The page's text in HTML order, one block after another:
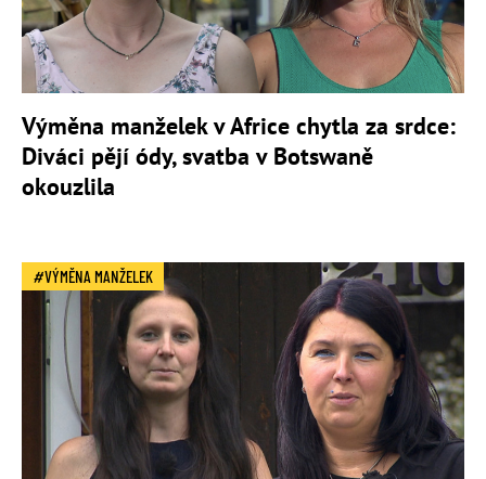
Výměna manželek v Africe chytla za srdce:
Diváci pějí ódy, svatba v Botswaně
okouzlila
VÝMĚNA MANŽELEK